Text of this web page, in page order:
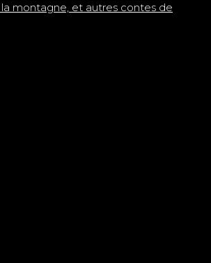
montagne, et autres contes de